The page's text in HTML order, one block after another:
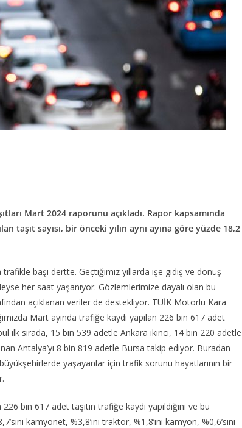
Mart 2024 raporunu açıkladı. Rapor kapsamında
taşıt sayısı, bir önceki yılın aynı ayına göre yüzde 18,2
başı dertte. Geçtiğimiz yıllarda işe gidiş ve dönüş
her saat yaşanıyor. Gözlemlerimize dayalı olan bu
açıklanan veriler de destekliyor. TÜİK Motorlu Kara
Mart ayında trafiğe kaydı yapılan 226 bin 617 adet
ilk sırada, 15 bin 539 adetle Ankara ikinci, 14 bin 220 adetle
Antalya’yı 8 bin 819 adetle Bursa takip ediyor. Buradan
yaşayanlar için trafik sorunu hayatlarının bir
bin 617 adet taşıtın trafiğe kaydı yapıldığını ve bu
kamyonet, %3,8’ini traktör, %1,8’ini kamyon, %0,6’sını